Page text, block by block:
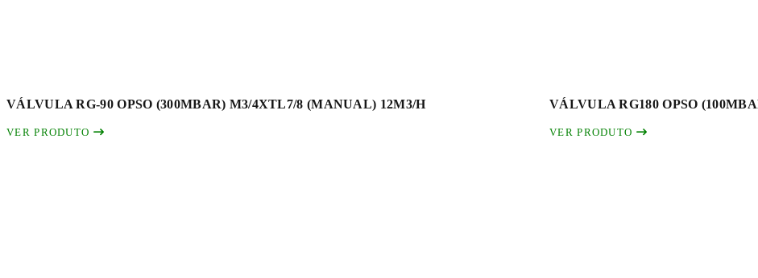
VÁLVULA RG-90 OPSO (300MBAR) M3/4XTL7/8 (MANUAL) 12M3/H
VER PRODUTO
VÁLVULA RG180 OPSO
VER PRODUTO